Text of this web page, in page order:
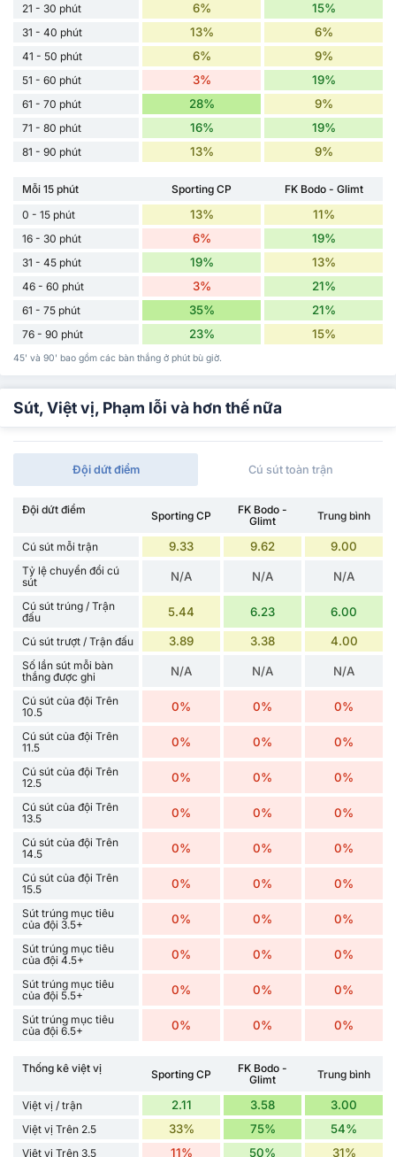
21 - 30 phút 6% 15%
31 - 40 phút 13% 6%
41 - 50 phút 6% 9%
51 - 60 phút 3% 19%
61 - 70 phút 28% 9%
71 - 80 phút 16% 19%
81 - 90 phút 13% 9%
Mỗi 15 phút Sporting CP
FK Bodo - Glimt
0 - 15 phút
13% 11%
16 - 30 phút 6% 19%
31 - 45 phút 19% 13%
46 - 60 phút 3% 21%
61 - 75 phút 35% 21%
76 - 90 phút 23% 15%
45' và 90' bao gồm các bàn thắng ở phút bù giờ.
Sút, Việt vị, Phạm lỗi và hơn thế nữa
Đội dứt điểm Cú sút toàn trận
Đội dứt điểm Sporting CP
FK Bodo -
Glimt
Trung bình
Cú sút mỗi trận 9.33 9.62 9.00
Tỷ lệ chuyển đổi cú
sút
N/A N/A N/A
Cú sút trúng / Trận
đấu
5.44 6.23 6.00
Cú sút trượt / Trận đấu 3.89 3.38 4.00
Số lần sút mỗi bàn
thắng được ghi
N/A N/A N/A
Cú sút của đội Trên
10.5
0% 0% 0%
Cú sút của đội Trên
11.5
0% 0% 0%
Cú sút của đội Trên
12.5
0% 0% 0%
Cú sút của đội Trên
13.5
0% 0% 0%
Cú sút của đội Trên
14.5
0% 0% 0%
Cú sút của đội Trên
15.5
0% 0% 0%
Sút trúng mục tiêu
của đội 3.5+
0% 0% 0%
Sút trúng mục tiêu
của đội 4.5+
0% 0% 0%
Sút trúng mục tiêu
của đội 5.5+
0% 0% 0%
Sút trúng mục tiêu
của đội 6.5+
0% 0% 0%
Thống kê việt vị Sporting CP
FK Bodo -
Glimt
Trung bình
Việt vị / trận 2.11 3.58 3.00
Việt vị Trên 2.5 33% 75% 54%
Việt vị Trên 3.5 11% 50% 31%